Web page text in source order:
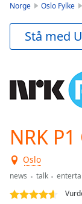
Backward
Skip
Forward
Current
Time 0:00
Duration
Loaded
0.00%
Norge Oslo Fylke
Stå med
NRK
Oslo
news talk